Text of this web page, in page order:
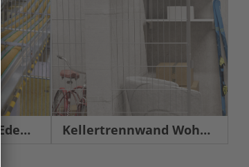
Kellertrennwand Wohnbau